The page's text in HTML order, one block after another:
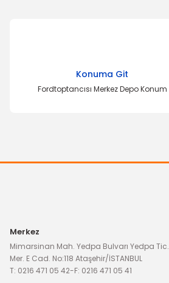
Konuma Git
Fordtoptancısı Merkez Depo Konum
Merkez
Mimarsinan Mah. Yedpa Bulvarı Yedpa Tic.
Mer. E Cad. No:118 Ataşehir/İSTANBUL
T: 0216 471 05 42-F: 0216 471 05 41